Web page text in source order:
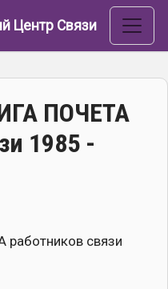
Центр Связи
ПОЧЕТА
1985 -
связи